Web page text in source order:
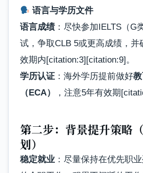
语言与学历文件
语言成绩：尽快参加IELTS（G
试，争取CLB 5或更高成绩，并
效期内[citation:3][citation:9]。
学历认证 ：海外学历提前做好
（ECA）
，注意5年有效期
第二步：背景提升策略
划）
稳定就业 ：尽量保持在优先职